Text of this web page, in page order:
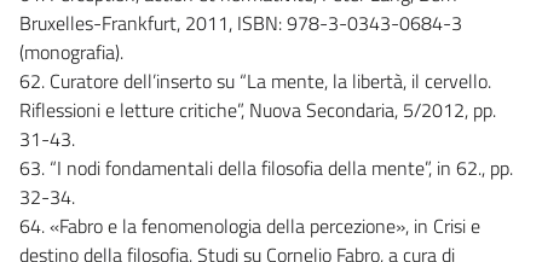
Bruxelles-Frankfurt, 2011, ISBN: 978-3-0343-0684-3
(monografia).
62. Curatore dell’inserto su “La mente, la libertà, il cervello.
Riflessioni e letture critiche”, Nuova Secondaria, 5/2012, pp.
31-43.
63. “I nodi fondamentali della filosofia della mente”, in 62., pp.
32-34.
64. «Fabro e la fenomenologia della percezione», in Crisi e
destino della filosofia. Studi su Cornelio Fabro, a cura di